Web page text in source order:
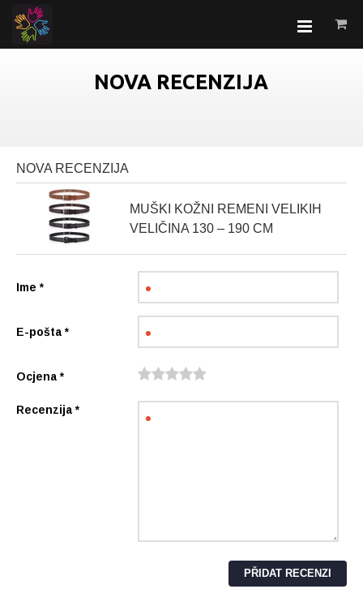
NOVA RECENZIJA
NOVA RECENZIJA
MUŠKI KOŽNI REMENI VELIKIH
VELIČINA 130 – 190 CM
Ime *
E-pošta *
Ocjena *
Recenzija *